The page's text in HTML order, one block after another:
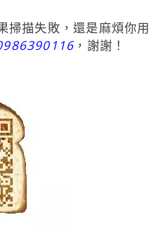
掃描失敗，還是麻煩你用
，謝謝！